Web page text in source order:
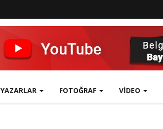
YAZARLAR FOTOĞRAF VIDEO